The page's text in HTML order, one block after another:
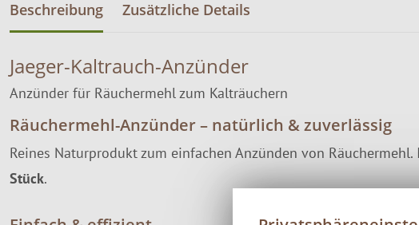
Beschreibung Zusätzliche Details
Jaeger-Kaltrauch-Anzünder
Anzünder für Räuchermehl zum Kalträuchern
Räuchermehl-Anzünder – natürlich & zuverlässig
Reines Naturprodukt zum einfachen Anzünden von
Stück.